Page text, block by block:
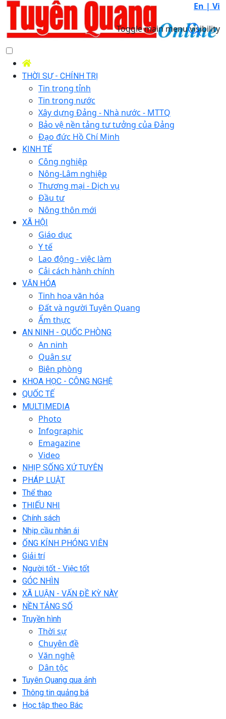
En | Vi
Toggle main menu visibility
THỜI SỰ - CHÍNH TRỊ
Tin trong tỉnh
Tin trong nước
Xây dựng Đảng - Nhà nước - MTTQ
Bảo vệ nền tảng tư tưởng của Đảng
Đạo đức Hồ Chí Minh
KINH TẾ
Công nghiệp
Nông-Lâm nghiệp
Thương mại - Dịch vụ
Đầu tư
Nông thôn mới
XÃ HỘI
Giáo dục
Y tế
Lao động - việc làm
Cải cách hành chính
VĂN HÓA
Tinh hoa văn hóa
Đất và người Tuyên Quang
Ẩm thực
AN NINH - QUỐC PHÒNG
An ninh
Quân sự
Biên phòng
KHOA HỌC - CÔNG NGHỆ
QUỐC TẾ
MULTIMEDIA
Photo
Infographic
Emagazine
Video
NHỊP SỐNG XỨ TUYÊN
PHÁP LUẬT
Thể thao
THIẾU NHI
Chính sách
Nhịp cầu nhân ái
ỐNG KÍNH PHÓNG VIÊN
Giải trí
Người tốt - Việc tốt
GÓC NHÌN
XÃ LUẬN - VẤN ĐỀ KỲ NÀY
NỀN TẢNG SỐ
Truyền hình
Thời sự
Chuyên đề
Văn nghệ
Dân tộc
Tuyên Quang qua ảnh
Thông tin quảng bá
Học tập theo Bác